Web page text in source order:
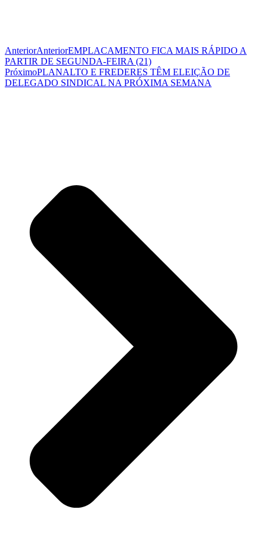
AnteriorAnteriorEMPLACAMENTO FICA MAIS RÁPIDO A
PARTIR DE SEGUNDA-FEIRA (21)
PróximoPLANALTO E FREDERES TÊM ELEIÇÃO DE
DELEGADO SINDICAL NA PRÓXIMA SEMANA